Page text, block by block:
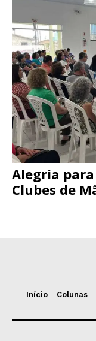
Alegria
Clubes de
Início Colunas